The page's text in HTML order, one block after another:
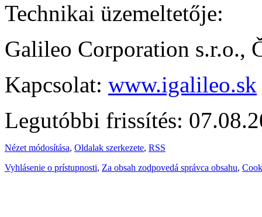
Technikai üzemeltetője:
Galileo Corporation s.r.o.,
Kapcsolat: www.igalileo.sk
Legutóbbi frissítés:
Nézet módosítása, Oldalak szerkezete, RSS
Vyhlásenie o prístupnosti, Za obsah zodpovedá správca obsahu,